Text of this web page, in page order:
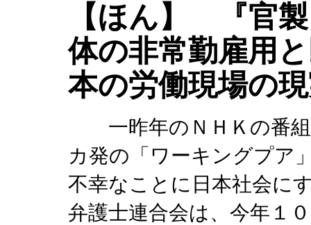
【ほん】 『官
体の非常勤雇用
本の労働現場の
一昨年のＮＨＫの番組
カ発の「ワーキングプア
不幸なことに日本社会に
弁護士連合会は、今年１